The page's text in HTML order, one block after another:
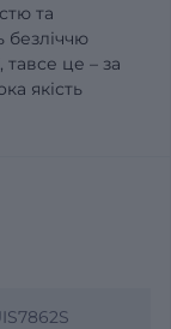
та
безліччю
тавсе це – за
якість